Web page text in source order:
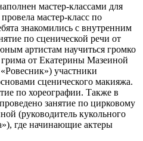
мастер-классами для
мастер-класс по
знакомились с внутренним
по сценической речи от
артистам научиться громко
от Екатерины Мазеиной
участники
сценического макияжа.
по хореографии. Также в
занятие по цирковому
(руководитель кукольного
где начинающие актеры